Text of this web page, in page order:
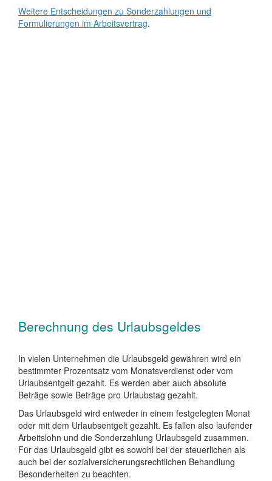
Weitere Entscheidungen zu Sonderzahlungen und
Formulierungen im Arbeitsvertrag.
Berechnung des Urlaubsgeldes
In vielen Unternehmen die Urlaubsgeld gewähren wird ein
bestimmter Prozentsatz vom Monatsverdienst oder vom
Urlaubsentgelt gezahlt. Es werden aber auch absolute
Beträge sowie Beträge pro Urlaubstag gezahlt.
Das Urlaubsgeld wird entweder in einem festgelegten Monat
oder mit dem Urlaubsentgelt gezahlt. Es fallen also laufender
Arbeitslohn und die Sonderzahlung Urlaubsgeld zusammen.
Für das Urlaubsgeld gibt es sowohl bei der steuerlichen als
auch bei der sozialversicherungsrechtlichen Behandlung
Besonderheiten zu beachten.